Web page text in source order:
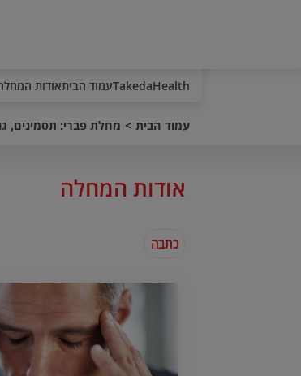
TakedaHealthעמוד הביתאודות
עמוד הבית מחלת פברי: תסמינים,
אודות המחלה
כתבה